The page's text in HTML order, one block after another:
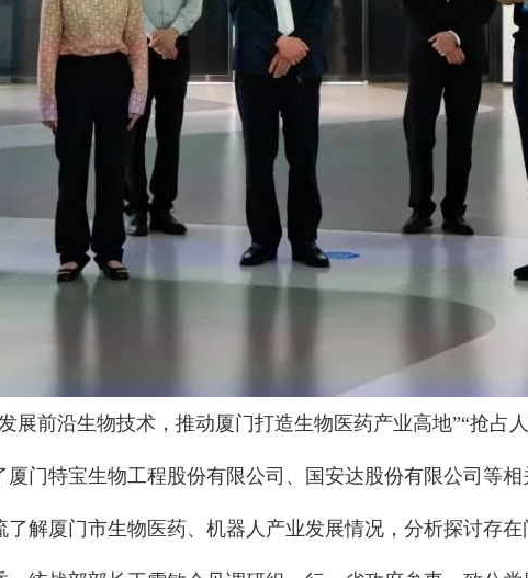
展前沿生物技术，推动厦门打造生物医药产业高地”“抢占
厦门特宝生物工程股份有限公司、国安达股份有限公司等
解厦门市生物医药、机器人产业发展情况，分析探讨存在